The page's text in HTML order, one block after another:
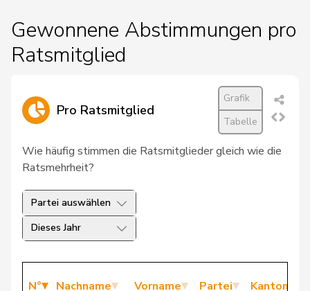
Gewonnene Abstimmungen pro
Ratsmitglied
Pro Ratsmitglied
Grafik
Tabelle
Wie häufig stimmen die Ratsmitglieder gleich wie die
Ratsmehrheit?
Partei auswählen
Dieses Jahr
N° Nachname Vorname Partei Kanton